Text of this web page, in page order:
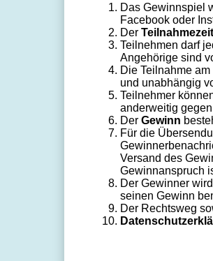
Das Gewinnspiel
Facebook oder
Der
Teilnehmen darf
Angehörige sind
Die Teilnahme
und unabhängig
Teilnehmer
anderweitig
Der Gewinn
Für die
Versand des
Gewinnanspruch
Der Gewinner
seinen Gewinn
Der Rechtsweg